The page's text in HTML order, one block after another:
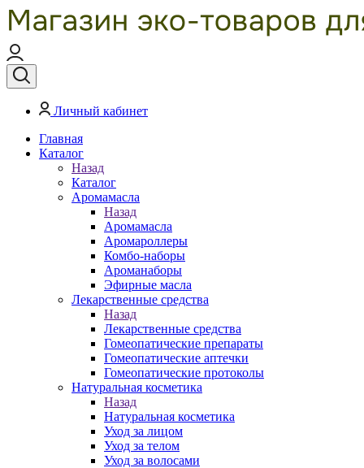
Личный кабинет
Главная
Каталог
Назад
Каталог
Аромамасла
Назад
Аромамасла
Аромароллеры
Комбо-наборы
Ароманаборы
Эфирные масла
Лекарственные средства
Назад
Лекарственные средства
Гомеопатические препараты
Гомеопатические аптечки
Гомеопатические протоколы
Натуральная косметика
Назад
Натуральная косметика
Уход за лицом
Уход за телом
Уход за волосами